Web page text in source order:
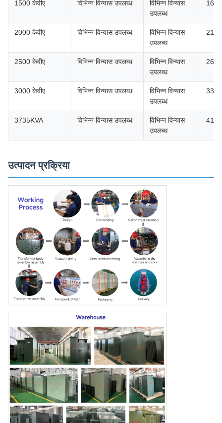
1500 केवीए विभिन्न विन्यास उपलब्ध
विभिन्न विन्यास
उपलब्ध
1640
2000 केवीए विभिन्न विन्यास उपलब्ध
विभिन्न विन्यास
उपलब्ध
2160
2500 केवीए विभिन्न विन्यास उपलब्ध
विभिन्न विन्यास
उपलब्ध
2680
3000 केवीए विभिन्न विन्यास उपलब्ध
विभिन्न विन्यास
उपलब्ध
3300
3735KVA विभिन्न विन्यास उपलब्ध
विभिन्न विन्यास
उपलब्ध
4125
उत्पादन प्रक्रिया